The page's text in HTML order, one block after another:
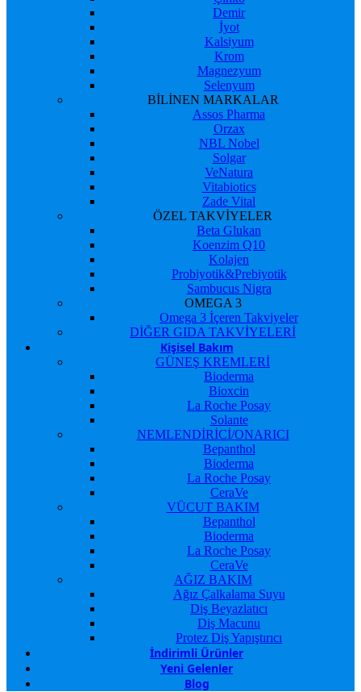
Demir
İyot
Kalsiyum
Krom
Magnezyum
Selenyum
BİLİNEN MARKALAR
Assos Pharma
Orzax
NBL Nobel
Solgar
VeNatura
Vitabiotics
Zade Vital
ÖZEL TAKVİYELER
Beta Glukan
Koenzim Q10
Kolajen
Probiyotik&Prebiyotik
Sambucus Nigra
OMEGA 3
Omega 3 İçeren Takviyeler
DİĞER GIDA TAKVİYELERİ
Kişisel Bakım
GÜNEŞ KREMLERİ
Bioderma
Bioxcin
La Roche Posay
Solante
NEMLENDİRİCİ/ONARICI
Bepanthol
Bioderma
La Roche Posay
CeraVe
VÜCUT BAKIM
Bepanthol
Bioderma
La Roche Posay
CeraVe
AĞIZ BAKIM
Ağız Çalkalama Suyu
Diş Beyazlatıcı
Diş Macunu
Protez Diş Yapıştırıcı
İndirimli Ürünler
Yeni Gelenler
Blog